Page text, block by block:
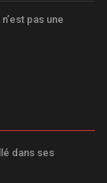
pas une
dans ses